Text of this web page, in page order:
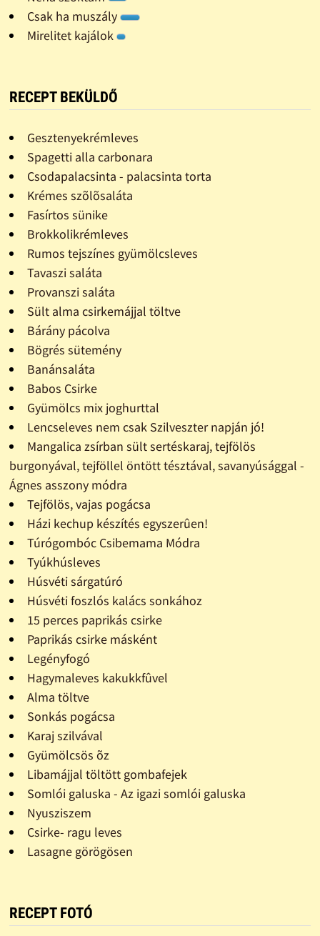
Csak ha muszály
Mirelitet kajálok
RECEPT BEKÜLDŐ
Gesztenyekrémleves
Spagetti alla carbonara
Csodapalacsinta - palacsinta torta
Krémes szõlõsaláta
Fasírtos sünike
Brokkolikrémleves
Rumos tejszínes gyümölcsleves
Tavaszi saláta
Provanszi saláta
Sült alma csirkemájjal töltve
Bárány pácolva
Bögrés sütemény
Banánsaláta
Babos Csirke
Gyümölcs mix joghurttal
Lencseleves nem csak Szilveszter napján jó!
Mangalica zsírban sült sertéskaraj, tejfölös
burgonyával, tejföllel öntött tésztával, savanyúsággal -
Ágnes asszony módra
Tejfölös, vajas pogácsa
Házi kechup készítés egyszerûen!
Túrógombóc Csibemama Módra
Tyúkhúsleves
Húsvéti sárgatúró
Húsvéti foszlós kalács sonkához
15 perces paprikás csirke
Paprikás csirke másként
Legényfogó
Hagymaleves kakukkfûvel
Alma töltve
Sonkás pogácsa
Karaj szilvával
Gyümölcsös õz
Libamájjal töltött gombafejek
Somlói galuska - Az igazi somlói galuska
Nyusziszem
Csirke- ragu leves
Lasagne görögösen
RECEPT FOTÓ